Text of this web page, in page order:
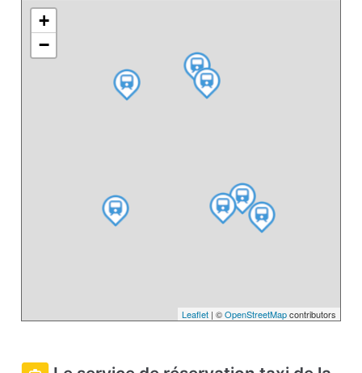
+
−
Leaflet| ©OpenStreetMapcontributors